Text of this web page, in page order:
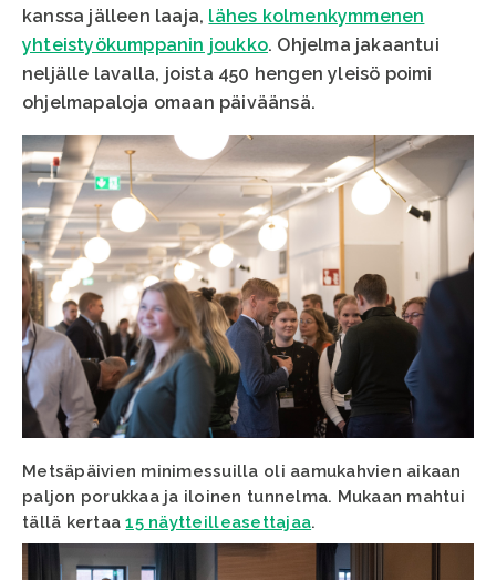
kanssa jälleen laaja, lähes kolmenkymmenen
yhteistyökumppanin joukko. Ohjelma jakaantui
neljälle lavalla, joista 450 hengen yleisö poimi
ohjelmapaloja omaan päiväänsä.
Metsäpäivien minimessuilla oli aamukahvien aikaan
paljon porukkaa ja iloinen tunnelma. Mukaan mahtui
tällä kertaa15 näytteilleasettajaa.